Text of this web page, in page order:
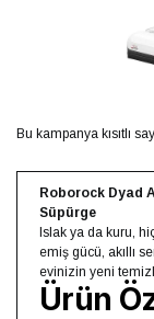
Bu kampanya kısıtlı
Roborock Dyad
Süpürge
Islak ya da kuru,
emiş gücü, akıllı
evinizin yeni
Ürün